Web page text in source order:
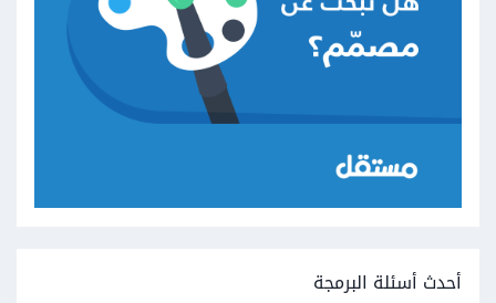
أحدث أسئلة البرمجة